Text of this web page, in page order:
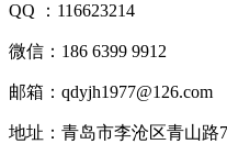
QQ ：116623214
微信：186 6399 9912
邮箱：qdyjh1977@126.com
地址：青岛市李沧区青山路